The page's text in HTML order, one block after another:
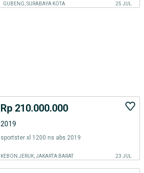
GUBENG, SURABAYA KOTA 25 JUL
Rp 210.000.000
2019
sportster xl 1200 ns abs 2019
KEBON JERUK, JAKARTA BARAT 23 JUL